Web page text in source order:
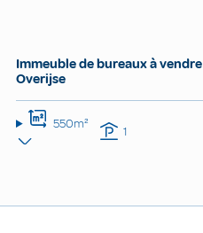
Immeuble de bureaux à vendre
Overijse
550m² 1